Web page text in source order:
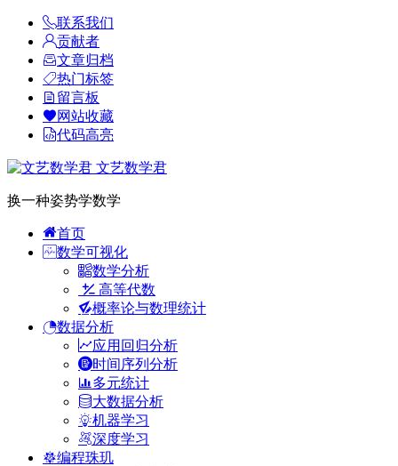
联系我们
贡献者
文章归档
热门标签
留言板
网站收藏
代码高亮
文艺数学君
换一种姿势学数学
首页
数学可视化
数学分析
高等代数
概率论与数理统计
数据分析
应用回归分析
时间序列分析
多元统计
大数据分析
机器学习
深度学习
编程珠玑